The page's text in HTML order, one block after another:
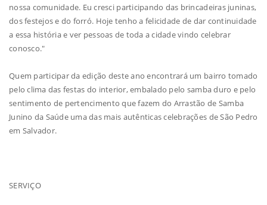
nossa comunidade. Eu cresci participando das brincadeiras juninas,
dos festejos e do forró. Hoje tenho a felicidade de dar continuidade
a essa história e ver pessoas de toda a cidade vindo celebrar
conosco."
Quem participar da edição deste ano encontrará um bairro tomado
pelo clima das festas do interior, embalado pelo samba duro e pelo
sentimento de pertencimento que fazem do Arrastão de Samba
Junino da Saúde uma das mais autênticas celebrações de São Pedro
em Salvador.
SERVIÇO